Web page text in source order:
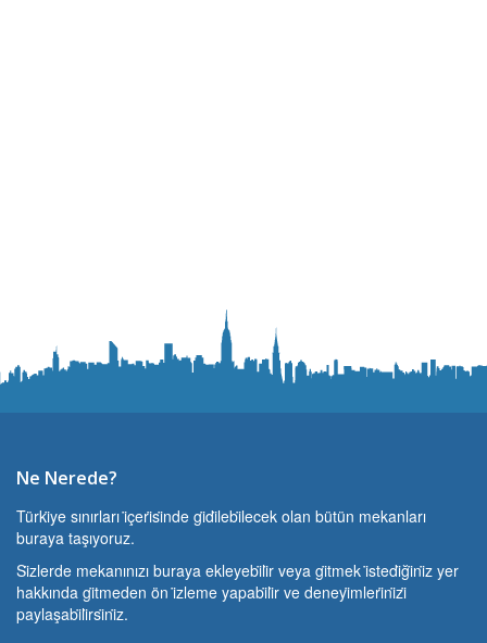
Ne Nerede?
Türki̇ye sınırları i̇çeri̇si̇nde gi̇di̇lebi̇lecek olan bütün mekanları
buraya taşıyoruz.
Si̇zlerde mekanınızı buraya ekleyebi̇li̇r veya gi̇tmek i̇stedi̇ği̇ni̇z yer
hakkında gi̇tmeden ön i̇zleme yapabi̇li̇r ve deneyi̇mleri̇ni̇zi̇
paylaşabi̇li̇rsi̇ni̇z.